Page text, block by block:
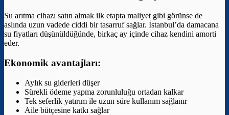
Su arıtma cihazı satın almak ilk etapta maliyet gibi görünse de
aslında uzun vadede ciddi bir tasarruf sağlar. İstanbul’da damacana
su fiyatları düşünüldüğünde, birkaç ay içinde cihaz kendini amorti
eder.
Ekonomik avantajları:
Aylık su giderleri düşer
Sürekli ödeme yapma zorunluluğu ortadan kalkar
Tek seferlik yatırım ile uzun süre kullanım sağlanır
Aile bütçesine katkı sağlar